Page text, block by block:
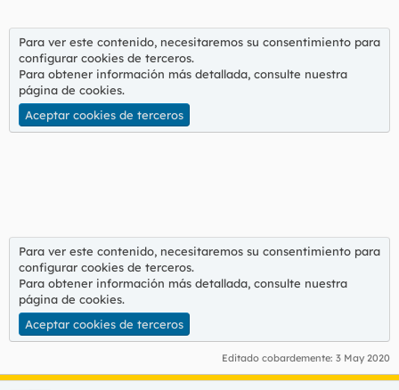
Para ver este contenido, necesitaremos su consentimiento para
configurar cookies de terceros.
Para obtener información más detallada, consulte nuestra
página de cookies.
Aceptar cookies de terceros
Para ver este contenido, necesitaremos su consentimiento para
configurar cookies de terceros.
Para obtener información más detallada, consulte nuestra
página de cookies.
Aceptar cookies de terceros
Editado cobardemente: 3 May 2020